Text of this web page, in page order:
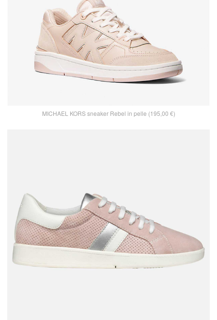
MICHAEL KORS sneaker Rebel in pelle (195,00 €)